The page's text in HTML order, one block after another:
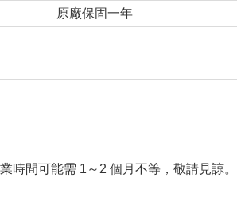
原廠保固一年
時間可能需 1～2 個月不等，敬請見諒。